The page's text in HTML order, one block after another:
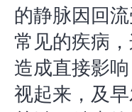
的静脉因回
常见的疾病
造成直接影
视起来，及